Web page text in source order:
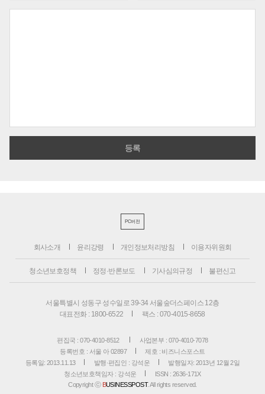
PC버전
회사소개 윤리강령 개인정보처리방침 이용자위원회
청소년보호정책 정정·반론보도 기사심의규정 불편신고
서울특별시 성동구 성수일로 39-34 서울숲더스페이스 12층
대표전화 : 1800-6522
팩스 : 070-4015-8658
편집국 : 070-4010-8512
사업본부 : 070-4010-7078
등록번호 : 서울 아 02897
제호 : 비즈니스포스트
등록일: 2013.11.13
발행·편집인 : 강석운
발행일자: 2013년 12월 2일
청소년보호책임자 : 강석운
ISSN : 2636-171X
Copyright ⓒ BUSINESSPOST. All rights reserved.